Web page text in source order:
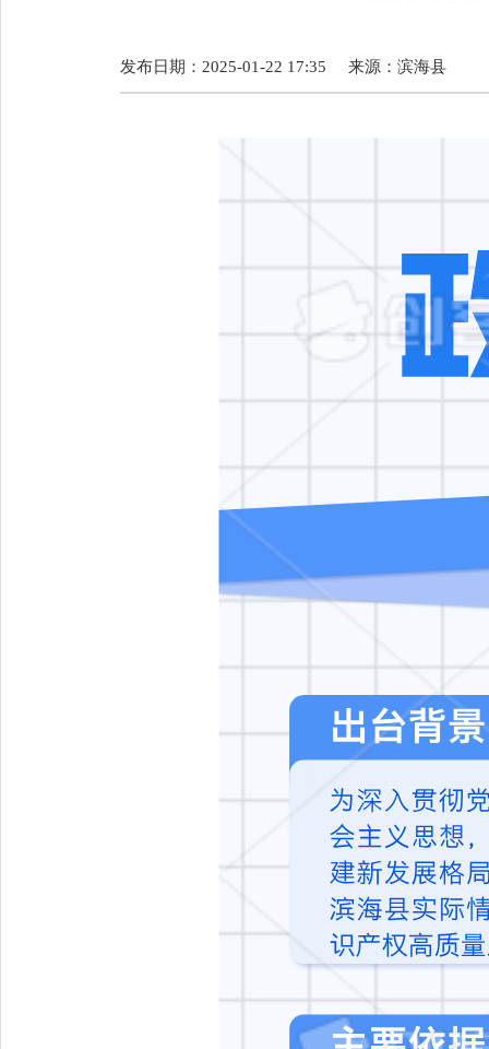
发布日期：2025-01-22 17:35 来源： 滨海县